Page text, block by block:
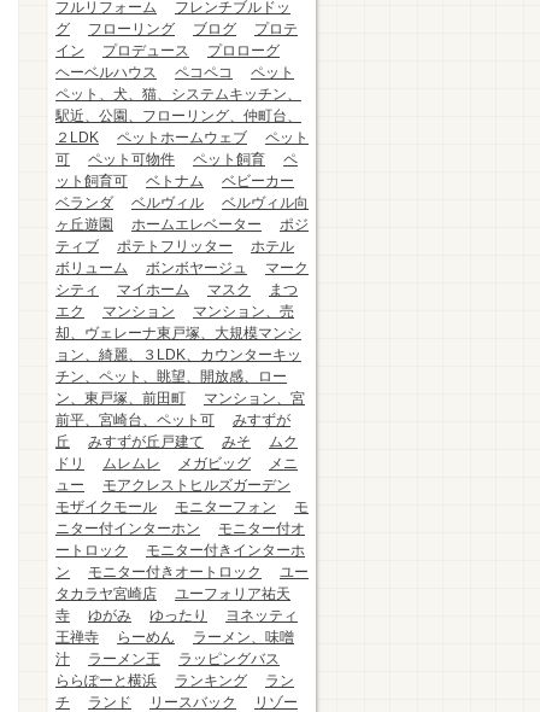
フルリフォーム
フレンチブルドッ
グ
フローリング ブログ
プロテ
イン
プロデュース
プロローグ
ヘーベルハウス
ペコペコ
ペット
ペット、犬、猫、システムキッチン、
駅近、公園、フローリング、仲町台、
２LDK
ペットホームウェブ
ペット
可
ペット可物件 ペット飼育
ペ
ット飼育可
ベトナム
ベビーカー
ベランダ
ベルヴィル
ベルヴィル向
ヶ丘遊園
ホームエレベーター
ポジ
ティブ
ポテトフリッター
ホテル
ボリューム
ボンボヤージュ
マーク
シティ
マイホーム マスク
まつ
エク
マンション
マンション、売
却、ヴェレーナ東戸塚、大規模マンシ
ョン、綺麗、３LDK、カウンターキッ
チン、ペット、眺望、開放感、ロー
ン、東戸塚、前田町
マンション、宮
前平、宮崎台、ペット可
みすずが
丘
みすずが丘戸建て みそ
ムク
ドリ
ムレムレ メガビッグ
メニ
ュー
モアクレストヒルズガーデン
モザイクモール
モニターフォン
モ
ニター付インターホン
モニター付オ
ートロック
モニター付きインターホ
ン
モニター付きオートロック
ユー
タカラヤ宮崎店
ユーフォリア祐天
寺
ゆがみ ゆったり
ヨネッティ
王禅寺
らーめん
ラーメン、味噌
汁
ラーメン王
ラッピングバス
ららぽーと横浜
ランキング
ラン
チ
ランド リースバック
リゾー